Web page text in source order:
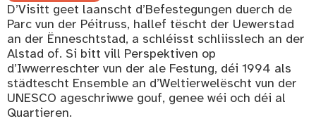
D’Visitt geet laanscht d’Befestegungen duerch de
Parc vun der Péitruss, hallef tëscht der Uewerstad
an der Ënneschtstad, a schléisst schliisslech an der
Alstad of. Si bitt vill Perspektiven op
d’Iwwerreschter vun der ale Festung, déi 1994 als
städtescht Ensemble an d’Weltierwelëscht vun der
UNESCO ageschriwwe gouf, genee wéi och déi al
Quartieren.